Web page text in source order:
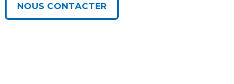
NOUS CONTACTER